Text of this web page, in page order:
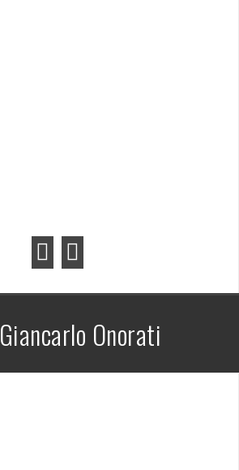
Giancarlo Onorati